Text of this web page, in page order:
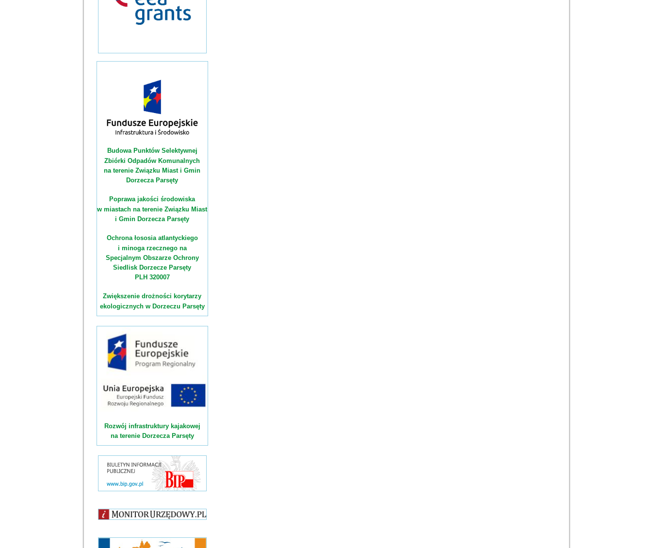
Budowa Punktów Selektywnej
Zbiórki Odpadów Komunalnych
na terenie Związku Miast i Gmin
Dorzecza Parsęty
Poprawa jakości środowiska
w miastach na terenie Związku Miast
i Gmin Dorzecza Parsęty
Ochrona łososia atlantyckiego
i minoga rzecznego na
Specjalnym Obszarze Ochrony
Siedlisk Dorzecze Parsęty
PLH 320007
Zwiększenie drożności korytarzy
ekologicznych w Dorzeczu Parsęty
Rozwój infrastruktury kajakowej
na terenie Dorzecza Parsęty